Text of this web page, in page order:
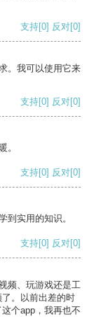
支持[0] 反对[0]
。我可以使用它来
支持[0] 反对[0]
。
支持[0] 反对[0]
到实用的知识。
支持[0] 反对[0]
频、玩游戏还是工
。以前出差的时
个app，我再也不